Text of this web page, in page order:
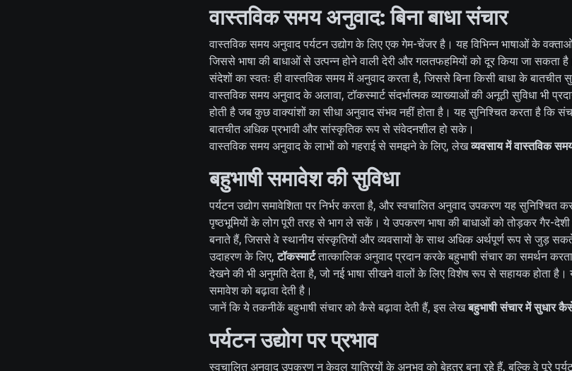
वास्तविक समय अनुवाद: बिना बाधा संचार
वास्तविक समय अनुवाद पर्यटन उद्योग के लिए एक गेम-चेंजर है। यह विभिन्न भाषाओं के
जिससे भाषा की बाधाओं से उत्पन्न होने वाली देरी और गलतफहमियों को दूर किया जा सकता
संदेशों का स्वतः ही वास्तविक समय में अनुवाद करता है, जिससे बिना किसी बाधा के बातचीत
वास्तविक समय अनुवाद के अलावा, टॉकस्मार्ट संदर्भात्मक व्याख्याओं की अनूठी सुविधा भी
होती है जब कुछ वाक्यांशों का सीधा अनुवाद संभव नहीं होता है। यह सुनिश्चित करता है कि
बातचीत अधिक प्रभावी और सांस्कृतिक रूप से संवेदनशील हो सके।
वास्तविक समय अनुवाद के लाभों को गहराई से समझने के लिए, लेखव्यवसाय में वास्तविक
बहुभाषी समावेश की सुविधा
पर्यटन उद्योग समावेशिता पर निर्भर करता है, और स्वचालित अनुवाद उपकरण यह सुनिश्चित
पृष्ठभूमियों के लोग पूरी तरह से भाग ले सकें। ये उपकरण भाषा की बाधाओं को तोड़कर गैर-
बनाते हैं, जिससे वे स्थानीय संस्कृतियों और व्यवसायों के साथ अधिक अर्थपूर्ण रूप से जुड़
उदाहरण के लिए,टॉकस्मार्टतात्कालिक अनुवाद प्रदान करके बहुभाषी संचार का समर्थन
देखने की भी अनुमति देता है, जो नई भाषा सीखने वालों के लिए विशेष रूप से सहायक होता है।
समावेश को बढ़ावा देती है।
जानें कि ये तकनीकें बहुभाषी संचार को कैसे बढ़ावा देती हैं, इस लेखबहुभाषी संचार में सुधार
पर्यटन उद्योग पर प्रभाव
स्वचालित अनुवाद उपकरण न केवल यात्रियों के अनुभव को बेहतर बना रहे हैं, बल्कि वे पूरे